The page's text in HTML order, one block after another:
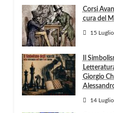
Corsi
cura del
15
Il
Giorgio
14